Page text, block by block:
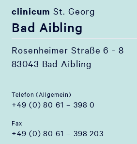
clinicum St. Georg
Bad Aibling
Rosenheimer Straße 6 - 8
83043 Bad Aibling
Telefon (Allgemein)
+49 (0) 80 61 – 398 0
Fax
+49 (0) 80 61 – 398 203